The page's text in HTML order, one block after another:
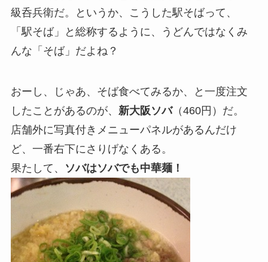
級呑兵衛だ。というか、こうした駅そばって、
「駅そば」と総称するように、うどんではなくみ
んな「そば」だよね？
おーし、じゃあ、そば食べてみるか、と一度注文
したことがあるのが、 新大阪ソバ（460円）だ。
店舗外に写真付きメニューパネルがあるんだけ
ど、一番右下にさりげなくある。
果たして、
ソバはソバでも中華麺！